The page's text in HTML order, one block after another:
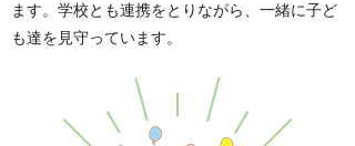
ます。学校とも連携をとりながら、一緒に子ど
も達を見守っています。